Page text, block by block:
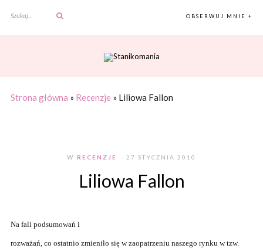
OBSERWUJ MNIE +
Strona główna » Recenzje » Liliowa Fallon
W RECENZJE - 27 STYCZNIA 2010
Liliowa Fallon
Na fali podsumowań i
rozważań, co ostatnio zmieniło się w zaopatrzeniu naszego rynku w tzw.